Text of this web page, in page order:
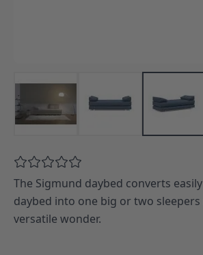
The Sigmund daybed converts
daybed into one big or two
versatile wonder.